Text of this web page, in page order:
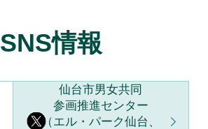
SNS情報
仙台市男女共同
参画推進センター
（エル・パーク仙台、